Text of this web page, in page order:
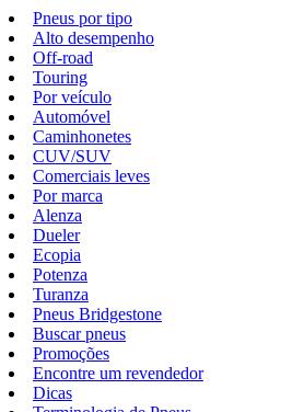
Pneus por tipo
Alto desempenho
Off-road
Touring
Por veículo
Automóvel
Caminhonetes
CUV/SUV
Comerciais leves
Por marca
Alenza
Dueler
Ecopia
Potenza
Turanza
Pneus Bridgestone
Buscar pneus
Promoções
Encontre um revendedor
Dicas